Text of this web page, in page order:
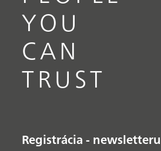
YOU
CAN
TRUST
Registrácia - newsletteru